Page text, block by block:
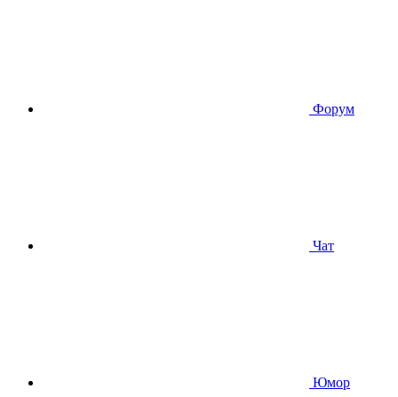
Форум
Чат
Юмор